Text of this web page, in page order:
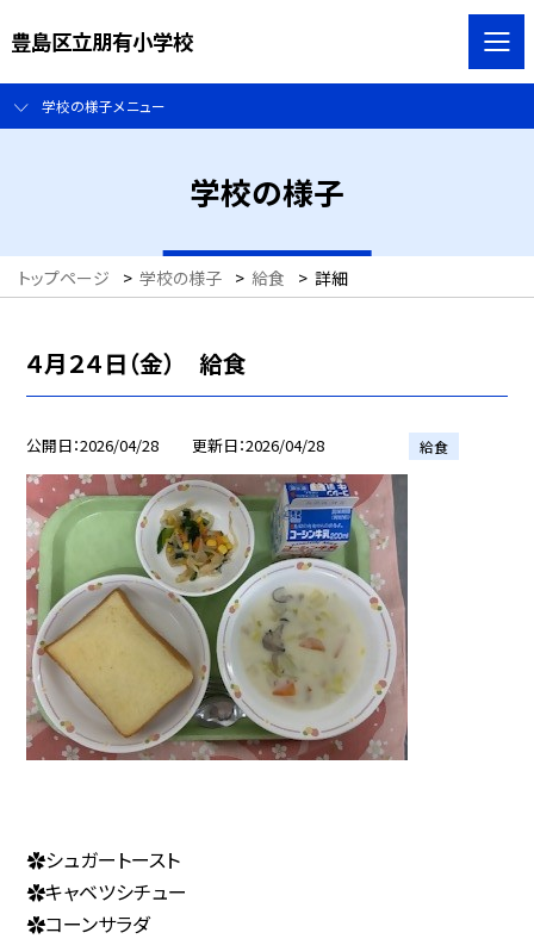
豊島区立朋有小学校
学校の様子メニュー
学校の様子
トップページ > 学校の様子 > 給食 > 詳細
４月２４日（金） 給食
公開日 2026/04/28 更新日 2026/04/28 給食
✿シュガートースト
✿キャベツシチュー
✿コーンサラダ